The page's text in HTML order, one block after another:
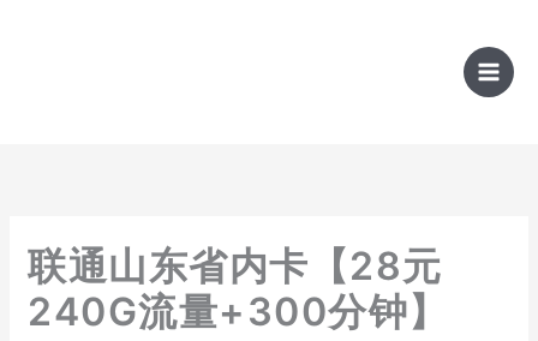
联通山东省内卡【28元
240G流量+300分钟】